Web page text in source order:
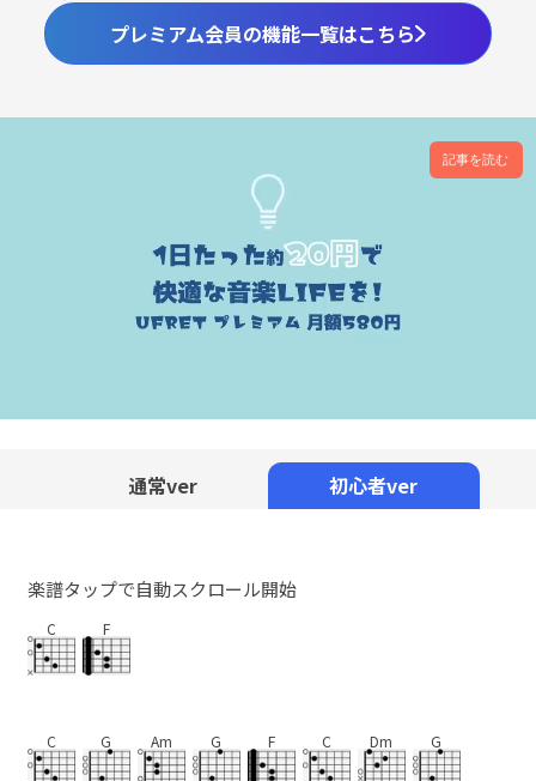
プレミアム会員の機能一覧はこちら
記事を読む
通常ver 初心者ver
楽譜タップで自動スクロール開始
C F
C G Am G F C Dm G